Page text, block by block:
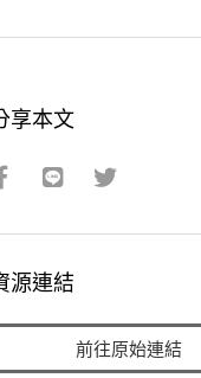
享本文
源連結
前往原始連結